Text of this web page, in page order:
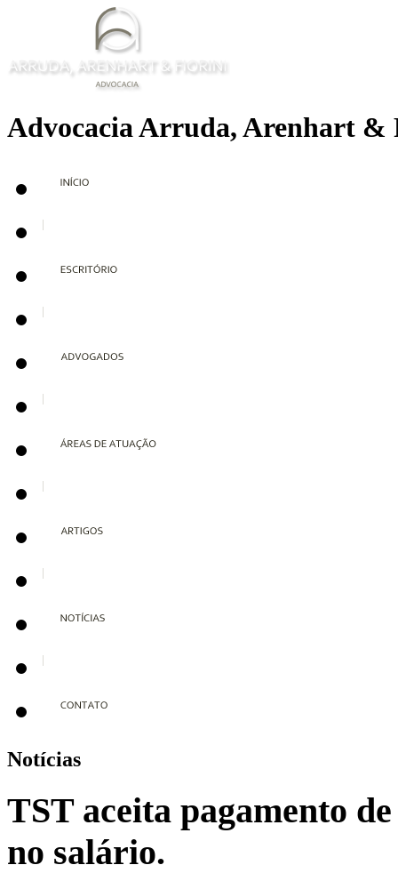
Advocacia Arruda, Arenhart
Notícias
TST aceita pagamento
no salário.